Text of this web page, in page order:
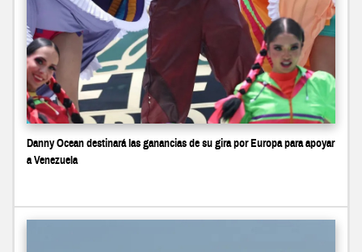
Danny Ocean destinará las ganancias de su gira por Europa para apoyar
a Venezuela